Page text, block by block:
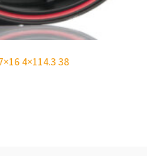
4×114.3 38